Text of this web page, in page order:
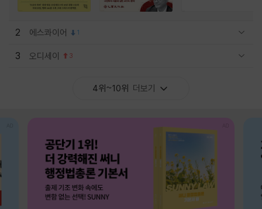
2 에스콰이어 1
3 오디세이 3
4위~10위 더보기